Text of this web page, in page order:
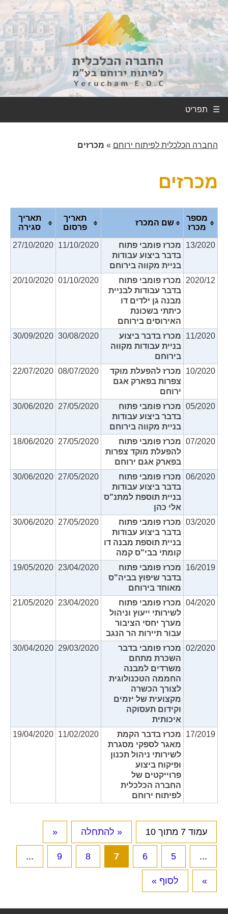
☰
החברה הכלכלית לפיתוח ירוחם » מכרזים
מכרזים
מספר
מכרז
שם המכרז
תאריך
פרסום
תאריך
סגירה
13/2020
מכרז פומבי פתוח
בדבר ביצוע עבודות
בניית מקווה בירוחם
11/10/2020
27/10/2020
2020/12
מכרז פומבי פתוח
בדבר עבודות לבניית
מבנה גן ילדים דו
כיתתי בשכונת
האירוסים בירוחם
01/10/2020
20/10/2020
11/2020
מכרז בדבר ביצוע
בניית עבודות מקווה
בירוחם
30/08/2020
30/09/2020
10/2020
מכרז להפעלת מוקד
צפרות בפארק אגם
ירוחם
08/07/2020
22/07/2020
05/2020 מכרז פומבי פתוח
בדבר ביצוע עבודות
בניית מקווה בירוחם
27/05/2020
30/06/2020
07/2020 מכרז פומבי פתוח
להפעלת מוקד צפרות
בפארק אגם ירוחם
27/05/2020
18/06/2020
06/2020 מכרז פומבי פתוח
בדבר ביצוע עבודות
בניית תוספת למתנ"ס
אלי כהן
27/05/2020
30/06/2020
03/2020 מכרז פומבי פתוח
בדבר ביצוע עבודות
בניית תוספת מבנה דו
קומתי בבי"ס קמה
27/05/2020
30/06/2020
16/2019
מכרז פומבי פתוח
בדבר שיפוץ בביה"ס
מאוחד בירוחם
23/04/2020
19/05/2020
04/2020 מכרז פומבי פתוח
לשירותי ייעוץ וניהול
מערך יחסי הציבור
עבור תיירות הר הנגב
23/04/2020
21/05/2020
02/2020 מכרז פומבי בדבר
השכרת מתחם
משרדים למבנה
החממה הטכנולוגית
לצורך הכשרה
מקצועית של יזמים
וקידום תעסוקה
איכותית
29/03/2020
30/04/2020
17/2019
מכרז בדבר הקמת
מאגר לספקי מסגרת
לשירותי ניהול תכנון
ופיקוח ביצוע
פרוייקטים של
החברה הכלכלית
לפיתוח ירוחם
11/02/2020
19/04/2020
עמוד 7 מתוך 10 « להתחלה «
...
5
6
7
8
9
...
» לסוף »